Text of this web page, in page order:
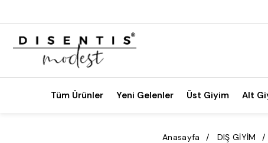
Tüm Ürünler Yeni Gelenler Üst Giyim Alt
Anasayfa DIŞ GİYİM